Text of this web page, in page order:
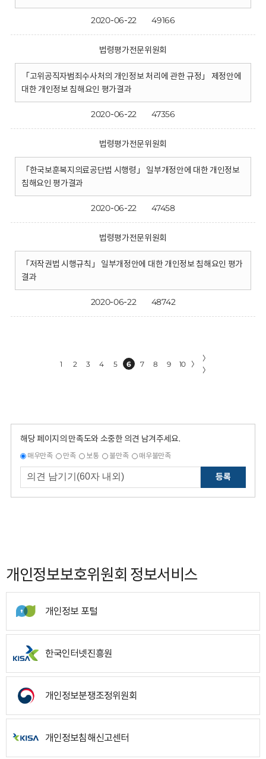
2020-06-22 49166
법령평가전문위원회
「고위공직자범죄수사처의 개인정보 처리에 관한 규정」 제정안에
대한 개인정보 침해요인 평가결과
2020-06-22 47356
법령평가전문위원회
「한국보훈복지의료공단법 시행령」 일부개정안에 대한 개인정보
침해요인 평가결과
2020-06-22 47458
법령평가전문위원회
「저작권법 시행규칙」 일부개정안에 대한 개인정보 침해요인 평가
결과
2020-06-22 48742
1 2 3 4 5 6 7 8 9 10 〉
〉
〉
해당 페이지의 만족도와 소중한 의견 남겨주세요.
매우만족 만족 보통 불만족 매우불만족
등록
개인정보보호위원회 정보서비스
개인정보 포털
한국인터넷진흥원
개인정보분쟁조정위원회
개인정보침해신고센터